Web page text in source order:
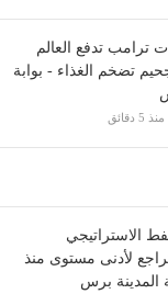
ترامب تدفع العالم
تضخم الغذاء - بوابة
منذ 5 دقائق
الاستراتيجي
لأدنى مستوى منذ